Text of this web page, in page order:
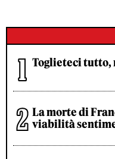
Toglieteci tutto,
La morte di
viabilità